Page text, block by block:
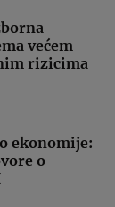
većem
rizicima
ekonomije:
o